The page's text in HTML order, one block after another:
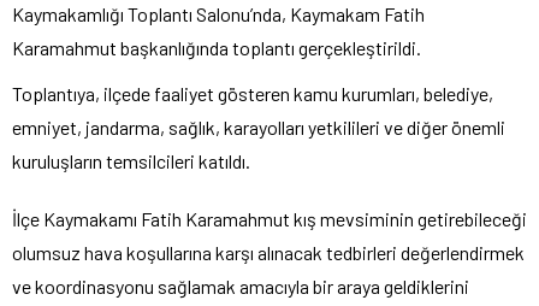
Kaymakamlığı Toplantı Salonu’nda, Kaymakam Fatih
Karamahmut başkanlığında toplantı gerçekleştirildi.
Toplantıya, ilçede faaliyet gösteren kamu kurumları, belediye,
emniyet, jandarma, sağlık, karayolları yetkilileri ve diğer önemli
kuruluşların temsilcileri katıldı.
İlçe Kaymakamı Fatih Karamahmut kış mevsiminin getirebileceği
olumsuz hava koşullarına karşı alınacak tedbirleri değerlendirmek
ve koordinasyonu sağlamak amacıyla bir araya geldiklerini